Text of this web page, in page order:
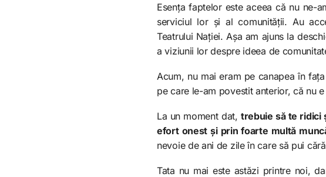
Esența faptelor este aceea că nu ne-
serviciul lor și al comunității. Au
Teatrului Nației. Așa am ajuns la
a viziunii lor despre ideea de
Acum, nu mai eram pe canapea în
pe care le-am povestit anterior, că nu
La un moment dat, trebuie să te ridici
efort onest și prin foarte multă
nevoie de ani de zile în care să pui
Tata nu mai este astăzi printre noi,